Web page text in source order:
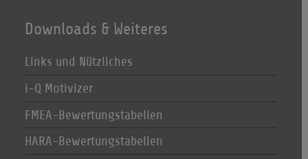
Downloads & Weiteres
Links und Nützliches
i-Q Motivizer
FMEA-Bewertungstabellen
HARA-Bewertungstabellen